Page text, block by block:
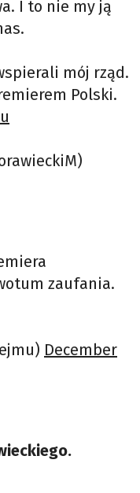
I to nie my ją
mój rząd.
Polski.
zaufania.
December